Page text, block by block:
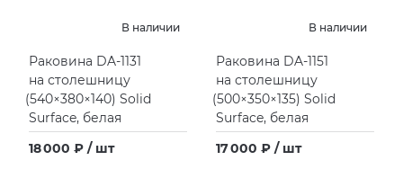
В наличии
Раковина DA-1131
на столешницу
(540×380×140) Solid
Surface, белая
18 000 ₽ / шт
В наличии
Раковина DA-1151
на столешницу
(500×350×135) Solid
Surface, белая
17 000 ₽ / шт